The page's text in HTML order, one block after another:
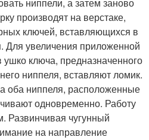
производят на верстаке,
ключей, вставляющихся в
Для увеличения приложенной
ключа, предназначенного
ниппеля, вставляют ломик.
оба ниппеля, расположенные
одновременно. Работу
Развинчивая чугунный
на направление